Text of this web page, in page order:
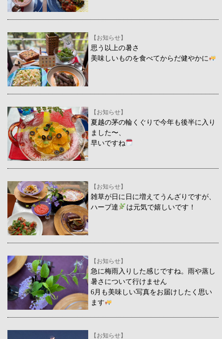
【お知らせ】
思う以上の暑さ
美味しいものを食べてからだ健やかに
【お知らせ】
夏越の茅の輪くぐりで今年も後半に入り
ました〜、
早いですね
【お知らせ】
雑草が日に日に増えてうんざりですが、
ハーブ達
は元気で嬉しいです！
【お知らせ】
急に梅雨入りした感じですね。雨や蒸し
暑さについて行けません
6月も美味しい写真をお届けしたく思い
ます
【お知らせ】